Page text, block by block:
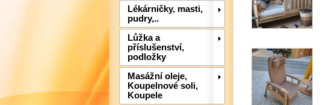
Lékárničky, masti,
pudry,..
Lůžka a
příslušenství,
podložky
Masážní oleje,
Koupelnové soli,
Koupele